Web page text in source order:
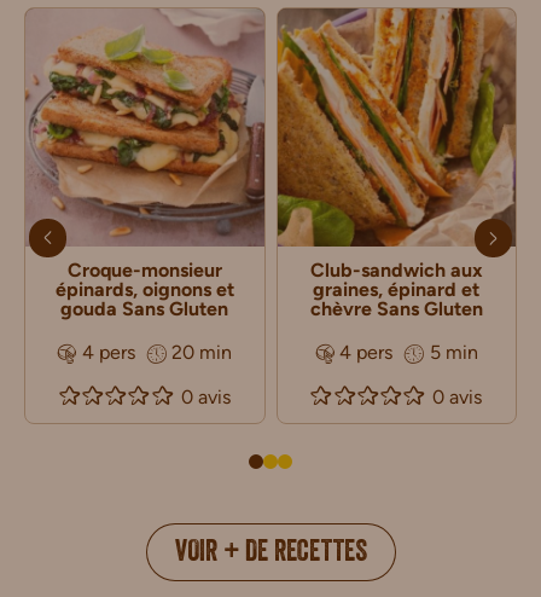
Croque-monsieur
épinards, oignons et
gouda Sans Gluten
4 pers
20 min
0 avis
Club-sandwich aux
graines, épinard et
chèvre Sans Gluten
4 pers
5 min
0 avis
VOIR + DE RECETTES